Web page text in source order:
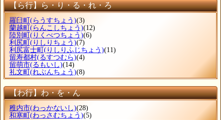
【ら行】ら・り・る・れ・ろ
羅臼町 (らうすちょう)(3)
蘭越町 (らんこしちょう)(12)
陸別町 (りくべつちょう)(6)
利尻町 (りしりちょう)(7)
利尻富士町 (りしりふじちょう)(11)
留寿都村(るすつむら)(4)
留萌市(るもいし)(14)
礼文町 (れぶんちょう)(8)
【わ行】わ・を・ん
稚内市(わっかないし)(28)
和寒町 (わっさむちょう)(5)